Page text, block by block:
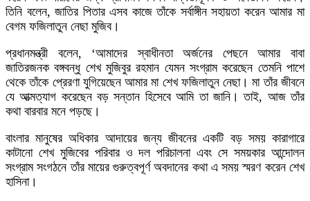
তিনি বলেন, জাতির পিতার এসব কাজে তাঁকে সর্বাঙ্গীন সহায়তা করেন আমার মা
বেগম ফজিলাতুন নেছা মুজিব।
প্রধানমন্ত্রী বলেন, ‘আমাদের স্বাধীনতা অর্জনের পেছনে আমার বাবা
জাতিরজনক বঙ্গবন্ধু শেখ মুজিবুর রহমান যেমন সংগ্রাম করেছেন তেমনি পাশে
থেকে তাঁকে প্রেরণা যুগিয়েছেন আমার মা শেখ ফজিলাতুন নেছা। মা তাঁর জীবনে
যে আত্মত্যাগ করেছেন বড় সন্তান হিসেবে আমি তা জানি। তাই, আজ তাঁর
কথা বারবার মনে পড়ছে।
বাংলার মানুষের অধিকার আদায়ের জন্য জীবনের একটি বড় সময় কারাগারে
কাটানো শেখ মুজিবের পরিবার ও দল পরিচালনা এবং সে সময়কার আন্দোলন
সংগ্রাম সংগঠনে তাঁর মায়ের গুরুত্বপূর্ণ অবদানের কথা এ সময় স্মরণ করেন শেখ
হাসিনা।